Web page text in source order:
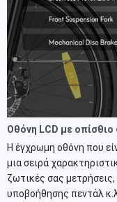
Οθόνη LCD με
Η έγχρωμη οθόνη που
μια σειρά
ζωτικές σας
υποβοήθησης πεντάλ